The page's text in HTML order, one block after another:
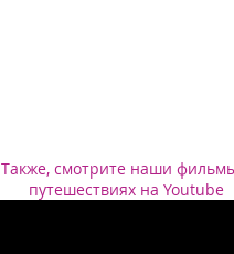
Также, смотрите наши
путешествиях на Youtube